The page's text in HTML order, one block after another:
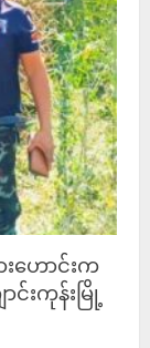
ဟောင်းက
င်းကုန်းမြို့